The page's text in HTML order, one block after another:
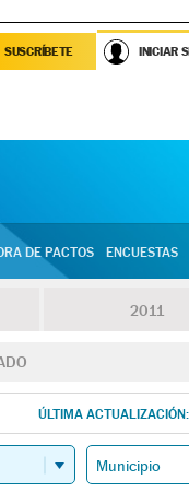
SUSCRÍBETE INICIAR
DE PACTOS ENCUESTAS
2011
ÚLTIMA ACTUALIZACIÓN: